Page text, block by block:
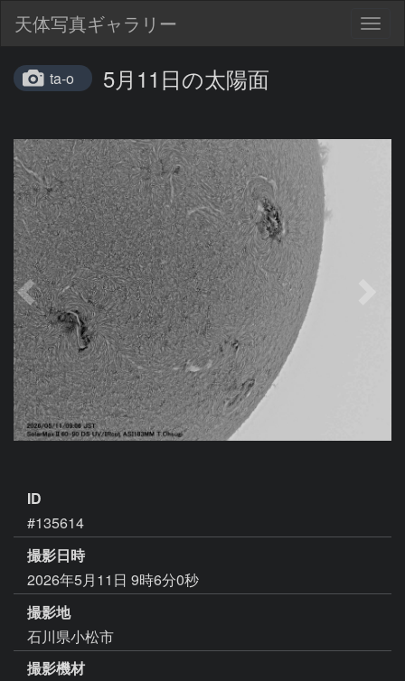
天体写真ギャラリー
ta-o 5月11日の太陽面
ID
#135614
撮影日時
2026年5月11日 9時6分0秒
撮影地
石川県小松市
撮影機材